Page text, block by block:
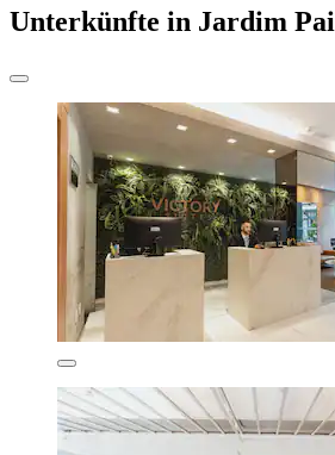
Unterkünfte in Jardim